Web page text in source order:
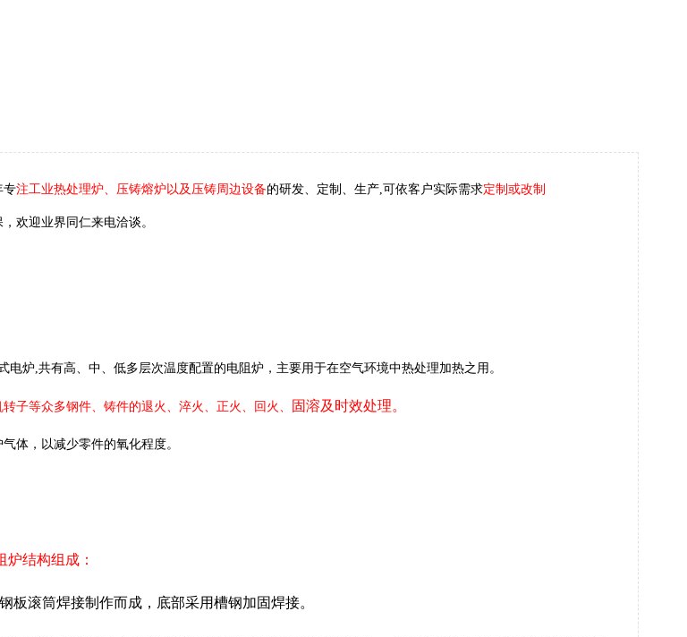
专注工业热处理炉、压铸熔炉以及压铸周边设备的研发、定制、生产,可依客户实际需求定制或改制
欢迎业界同仁来电洽谈。
电炉,共有高、中、低多层次温度配置的电阻炉，主要用于在空气环境中热处理加热之用。
子等众多钢件、铸件的退火、淬火、正火 、回火、 固溶及时效处理。
体，以减少零件的氧化程度。
结构组成：
板滚筒焊接制作而成，底部采用槽钢加固焊接。